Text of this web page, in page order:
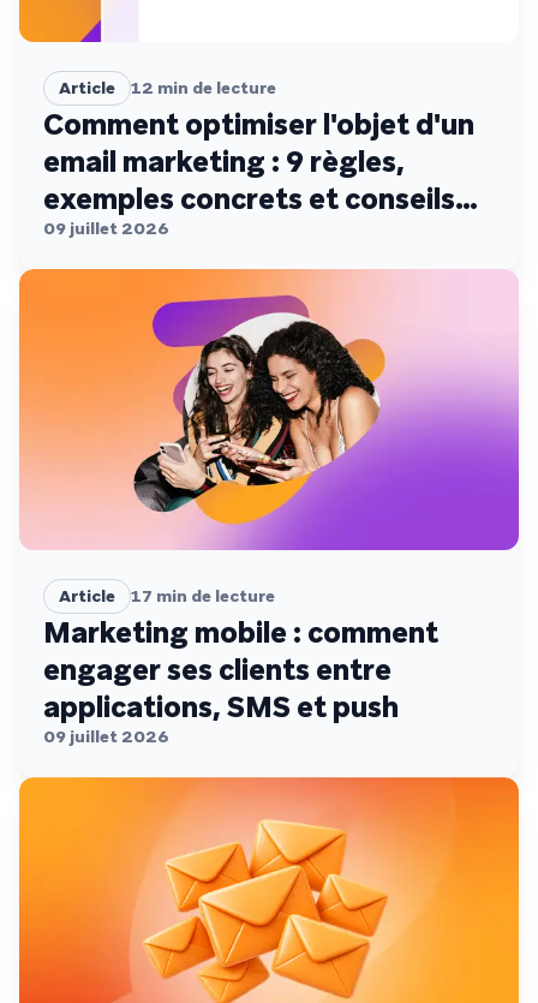
Article 12 min de lecture
Comment optimiser l'objet d'un
email marketing : 9 règles,
exemples concrets et conseils
de conformité
09 juillet 2026
Article 17 min de lecture
Marketing mobile : comment
engager ses clients entre
applications, SMS et push
09 juillet 2026